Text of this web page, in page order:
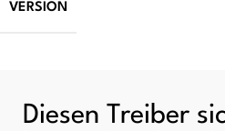
VERSION
Diesen Treiber